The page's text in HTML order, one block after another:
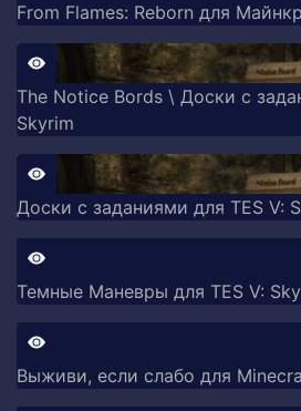
From Flames: Reborn для
The Notice Bords \ Доски с
Skyrim
Доски с заданиями для TES V:
Темные Маневры для TES V:
Выживи, если слабо для